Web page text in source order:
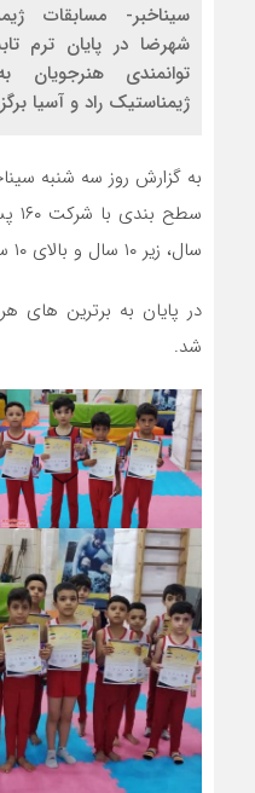
سیناخبر- مسابقات
شهرضا در پایان ترم
توانمندی
ژیمناستیک راد و آسیا
به گزارش روز سه شنبه
سال، زیر ۱۰ سال و بالای ۱۰ سال اجرا شد.
در پایان به برترین
شد.